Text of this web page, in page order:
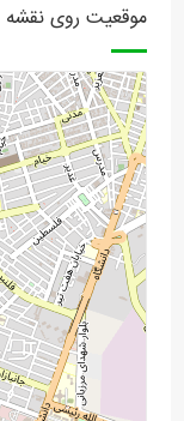
موقعیت روی نقشه